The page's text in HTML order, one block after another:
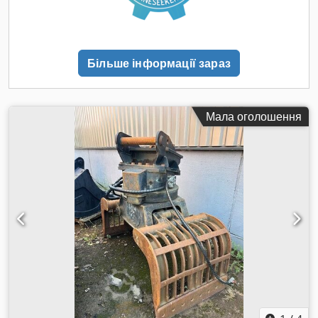
та гаком для рихлення ґрунту. Машина перевірена нашими
механіками, гідравліка повністю справна, без значних
підготовлений до подальшої важкої роботи. Оснащений
сталевими гусеницями шириною 60 см, системою GPS
ДОСТАВЛЕННЯ ПО ВСІЙ ТЕРИТОРІЇ ЄС НАШИМ
АВТОТРАНСПОРТОМ! У вартість входить повний пакет
документів для реєстрації. Приймаємо всі форми оплати: -
лізинг, - кредит, - готівка, - банківський переказ. За оплату
готівкою або переказом можна одразу забрати транспорт із
салону. Ми також займаємось страхуванням — розрахуємо
для вас найнижчу ставку для будь-якого транспортного
засобу — ПЕРЕВІРТЕ НАС! Маємо можливість доставляти
оплатні легкові та вантажні автомобілі за зазначеною
адресою по всій Європі. Детальніша інформація у наших
продавців. Двигун: Модель: Caterpillar C7 Тип: дизельний,
6-циліндровий, турбонаддув, інтеркулер Обʼєм: 7,2 л
Потужність: 204 кВт (бл. 277 к.с.) Система упорскування:
HEUI (гідравлічно-електронна) Робочі параметри: - Високий
Більше інформації зараз
Мала оголошення